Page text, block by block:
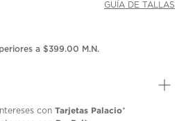
GUÍA DE TALLAS
a $399.00 M.N.
con Tarjetas Palacio*